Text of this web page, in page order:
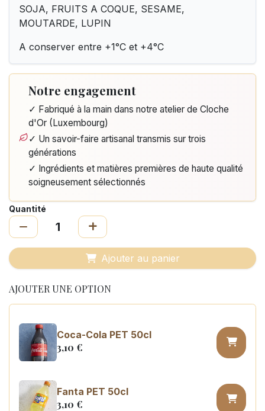
SOJA, FRUITS A COQUE, SESAME,
MOUTARDE, LUPIN
A conserver entre +1°C et +4°C
Notre engagement
✓ Fabriqué à la main dans notre atelier de Cloche
d'Or (Luxembourg)
✓ Un savoir-faire artisanal transmis sur trois
générations
✓ Ingrédients et matières premières de haute qualité
soigneusement sélectionnés
Quantité
Ajouter au panier
AJOUTER UNE OPTION
Coca-Cola PET 50cl
3,10 €
Fanta PET 50cl
3,10 €